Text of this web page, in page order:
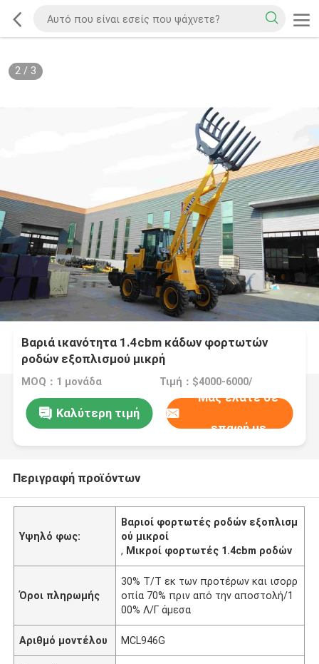
2/ 3
Βαριά ικανότητα 1.4cbm κάδων φορτωτών
ροδών εξοπλισμού μικρή
MOQ：1 μονάδα Τιμή：$4000-6000/
Καλύτερη τιμή
Μας ελάτε σε
επαφή με
Περιγραφή προϊόντων
Υψηλό φως:
Βαριοί φορτωτές ροδών εξοπλισμ
ού μικροί
, Μικροί φορτωτές 1.4cbm ροδών
Όροι πληρωμής
30% Τ/Τ εκ των προτέρων και ισορρ
οπία 70% πριν από την αποστολή/1
00% Λ/Γ άμεσα
Αριθμό μοντέλου MCL946G